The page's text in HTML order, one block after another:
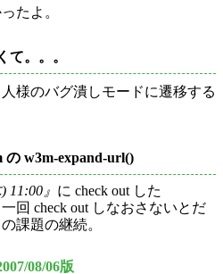
たよ。
て。。。
様のバグ潰しモードに遷移する
の w3m-expand-url()
11:00』 に check out した
回 check out しなおさないとだ
課題の継続。
08/06版